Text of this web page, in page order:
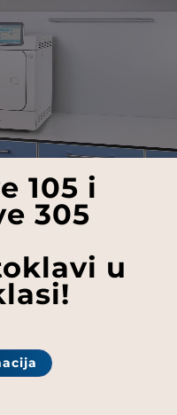
105 i
305
u